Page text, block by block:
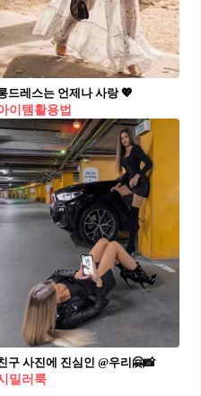
드레스는 언제나 사랑 💖
이템활용법
구 사진에 진심인 @우리🤗📸
밀러룩